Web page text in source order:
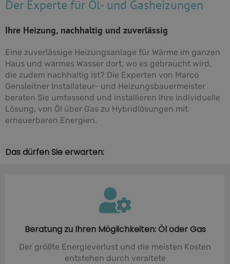
Der Experte für Öl- und Gasheizungen
Ihre Heizung, nachhaltig und zuverlässig
Eine zuverlässige Heizungsanlage für Wärme im ganzen
Haus und warmes Wasser dort, wo es gebraucht wird,
die zudem nachhaltig ist? Die Experten von Marco
Gensleitner Installateur- und Heizungsbauermeister
beraten Sie umfassend und installieren Ihre individuelle
Lösung, von Öl über Gas zu Hybridlösungen mit
erneuerbaren Energien.
Das dürfen Sie erwarten:
Beratung zu Ihren Möglichkeiten: Öl oder Gas
Der größte Energieverlust und die meisten Kosten
entstehen durch veraltete